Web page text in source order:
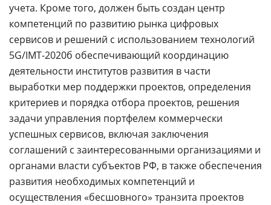
учета. Кроме того, должен быть создан центр
компетенций по развитию рынка цифровых
сервисов и решений с использованием технологий
5G/IMT-2020б обеспечивающий координацию
деятельности институтов развития в части
выработки мер поддержки проектов, определения
критериев и порядка отбора проектов, решения
задачи управления портфелем коммерчески
успешных сервисов, включая заключения
соглашений с заинтересованными организациями и
органами власти субъектов РФ, в также обеспечения
развития необходимых компетенций и
осуществления «бесшовного» транзита проектов